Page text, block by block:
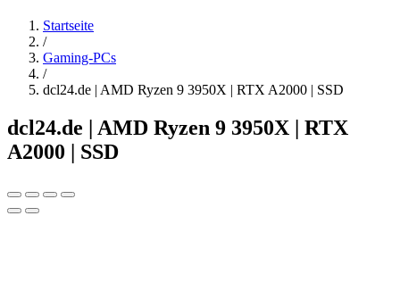
Startseite
/
Gaming-PCs
/
dcl24.de | AMD Ryzen 9 3950X | RTX A2000 | SSD
dcl24.de | AMD Ryzen 9 3950X | RTX
A2000 | SSD